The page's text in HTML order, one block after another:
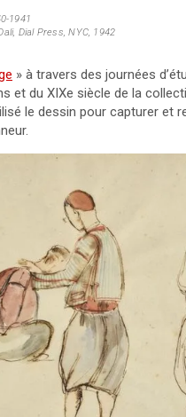
1941
Dial Press, NYC, 1942
» à travers des journées
et du XIXe siècle de la
le dessin pour capturer et